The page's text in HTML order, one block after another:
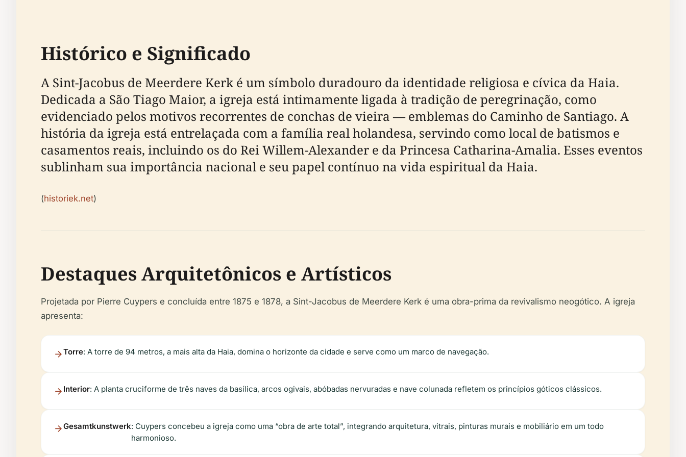
Histórico e Significado
A Sint-Jacobus de Meerdere Kerk é um símbolo duradouro da identidade religiosa e cívica da Haia.
Dedicada a São Tiago Maior, a igreja está intimamente ligada à tradição de peregrinação, como
evidenciado pelos motivos recorrentes de conchas de vieira — emblemas do Caminho de Santiago. A
história da igreja está entrelaçada com a família real holandesa, servindo como local de batismos e
casamentos reais, incluindo os do Rei Willem-Alexander e da Princesa Catharina-Amalia. Esses eventos
sublinham sua importância nacional e seu papel contínuo na vida espiritual da Haia.
(historiek.net)
Destaques Arquitetônicos e Artísticos
Projetada por Pierre Cuypers e concluída entre 1875 e 1878, a Sint-Jacobus de Meerdere Kerk é uma obra-prima da revivalismo neogótico. A igreja
apresenta:
Torre: A torre de 94 metros, a mais alta da Haia, domina o horizonte da cidade e serve como um marco de navegação.
Interior: A planta cruciforme de três naves da basílica, arcos ogivais, abóbadas nervuradas e nave colunada refletem os princípios góticos clássicos.
Gesamtkunstwerk: Cuypers concebeu a igreja como uma “obra de arte total”, integrando arquitetura, vitrais, pinturas murais e mobiliário em um todo
harmonioso.